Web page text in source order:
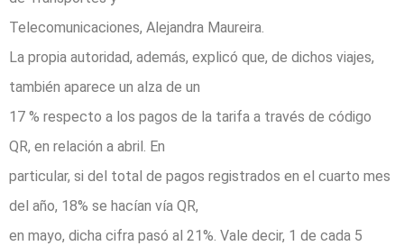
Telecomunicaciones, Alejandra Maureira.
La propia autoridad, además, explicó que, de dichos viajes,
también aparece un alza de un
17 % respecto a los pagos de la tarifa a través de código
QR, en relación a abril. En
particular, si del total de pagos registrados en el cuarto mes
del año, 18% se hacían vía QR,
en mayo, dicha cifra pasó al 21%. Vale decir, 1 de cada 5